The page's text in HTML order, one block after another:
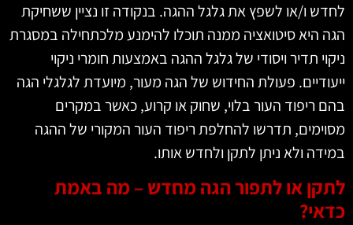
לחדש ו/או לשפץ את גלגל ההגה. בנקודה זו נציין ששחיקת
הגה היא סיטואציה ממנה תוכלו להימנע מלכתחילה במסגרת
ניקוי תדיר ויסודי של גלגל ההגה באמצעות חומרי ניקוי
ייעודיים. פעולת החידוש של הגה מעור, מיועדת לגלגלי הגה
בהם ריפוד העור בלוי, שחוק או קרוע, כאשר במקרים
מסוימים, תדרשו להחלפת ריפוד העור המקורי של ההגה
במידה ולא ניתן לתקן ולחדש אותו.
לתקן או לתפור הגה מחדש – מה באמת
כדאי?